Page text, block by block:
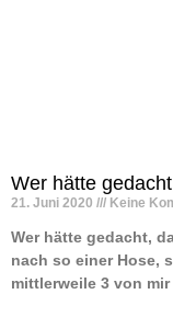
Wer hätte
21. Juni 2020 Keine
Wer hätte gedacht,
nach so einer Hose,
mittlerweile 3 von